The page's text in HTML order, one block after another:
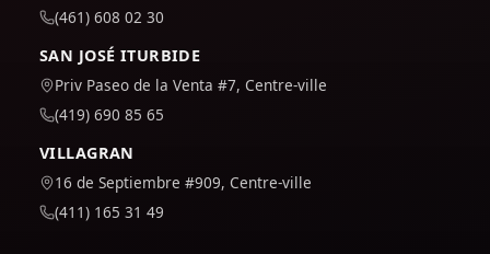
(461) 608 02 30
SAN JOSÉ ITURBIDE
Priv Paseo de la Venta #7, Centre-ville
(419) 690 85 65
VILLAGRAN
16 de Septiembre #909, Centre-ville
(411) 165 31 49